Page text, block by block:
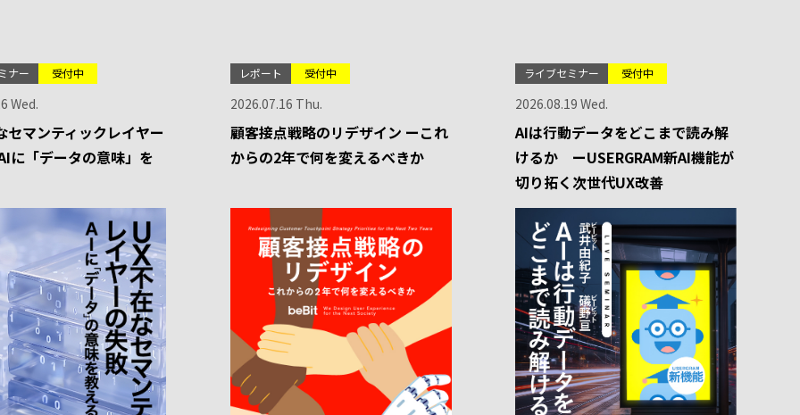
ナー 受付中
Wed.
セマンティックレイヤー
に「データの意味」を
レポート 受付中
2026.07.16 Thu.
顧客接点戦略のリデザイン ーこれ
からの2年で何を変えるべきか
ライブセミナー 受付中
2026.08.19 Wed.
AIは行動データをどこまで読み解
けるか ーUSERGRAM新AI機能が
切り拓く次世代UX改善